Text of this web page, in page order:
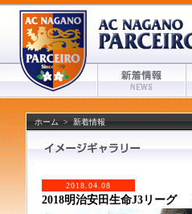
ホーム > 新着情報
2018.04.08
2018明治安田生命J3リーグ